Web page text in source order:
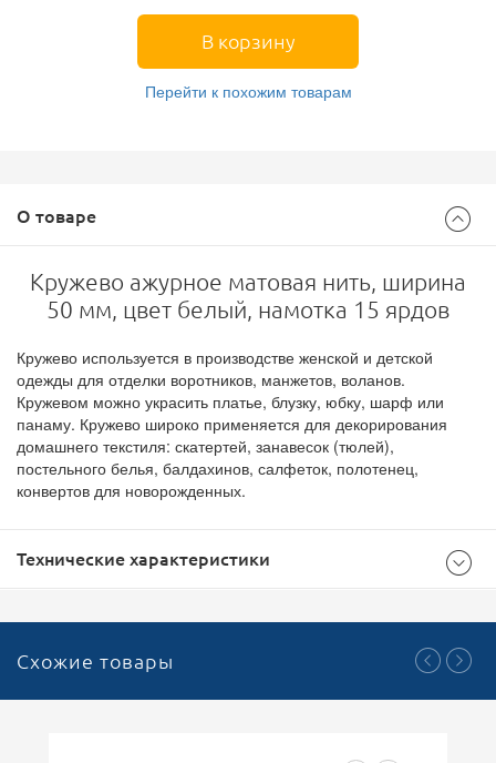
В корзину
Перейти к похожим товарам
О товаре
Кружево ажурное матовая нить, ширина
50 мм, цвет белый, намотка 15 ярдов
Кружево используется в производстве женской и детской
одежды для отделки воротников, манжетов, воланов.
Кружевом можно украсить платье, блузку, юбку, шарф или
панаму. Кружево широко применяется для декорирования
домашнего текстиля: скатертей, занавесок (тюлей),
постельного белья, балдахинов, салфеток, полотенец,
конвертов для новорожденных.
Технические характеристики
Схожие товары